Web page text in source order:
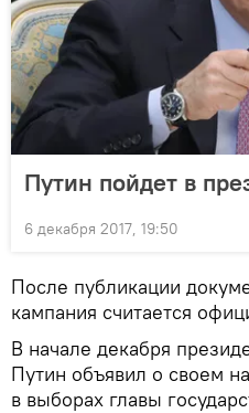
Путин пойдет в
6 декабря 2017, 19:50
После публикации
кампания считается
В начале декабря
Путин объявил о своем
в выборах главы